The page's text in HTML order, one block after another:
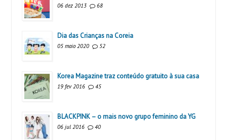
06 dez 2013 68
Dia das Crianças na Coreia
05 maio 2020 52
Korea Magazine traz conteúdo gratuito à sua casa
19 fev 2016 45
BLACKPINK – o mais novo grupo feminino da YG
06 jul 2016 40